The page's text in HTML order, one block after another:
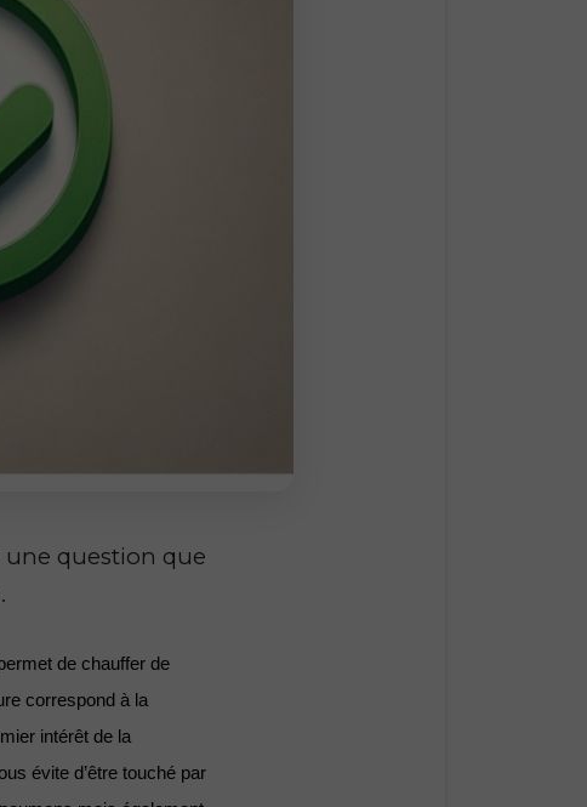
une question que
de chauffer de
correspond à la
intérêt de la
évite d’être touché par